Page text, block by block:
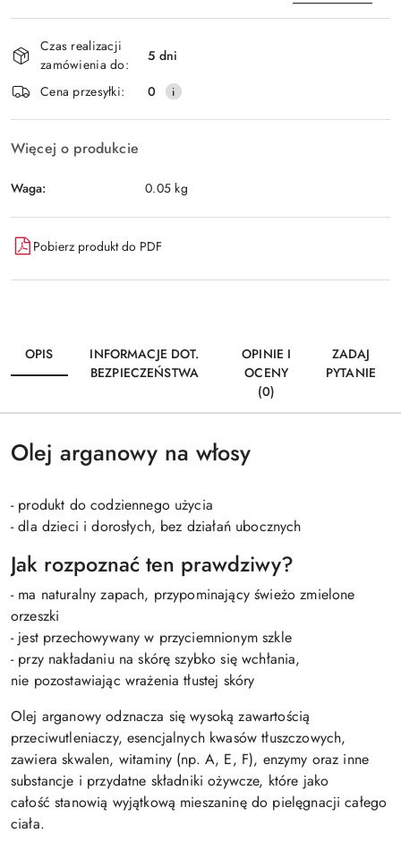
i
dostawa
Czas realizacji
zamówienia do:
5 dni
Cena przesyłki:
0
Więcej o produkcie
Waga: 0.05 kg
Pobierz produkt do PDF
OPIS
INFORMACJE DOT.
BEZPIECZEŃSTWA
OPINIE I
OCENY
(0)
ZADAJ
PYTANIE
Olej arganowy na włosy
- produkt do codziennego użycia
- dla dzieci i dorosłych, bez działań ubocznych
Jak rozpoznać ten prawdziwy?
- ma naturalny zapach, przypominający świeżo zmielone
orzeszki
- jest przechowywany w przyciemnionym szkle
- przy nakładaniu na skórę szybko się wchłania,
nie pozostawiając wrażenia tłustej skóry
Olej arganowy odznacza się wysoką zawartością
przeciwutleniaczy, esencjalnych kwasów tłuszczowych,
zawiera skwalen, witaminy (np. A, E, F), enzymy oraz inne
substancje i przydatne składniki ożywcze, które jako
całość stanowią wyjątkową mieszaninę do pielęgnacji całego
ciała.